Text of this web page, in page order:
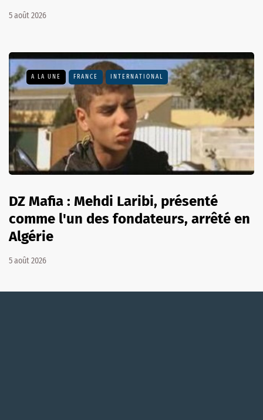
5 août 2026
A LA UNE FRANCE INTERNATIONAL
DZ Mafia : Mehdi Laribi, présenté
comme l'un des fondateurs, arrêté en
Algérie
5 août 2026